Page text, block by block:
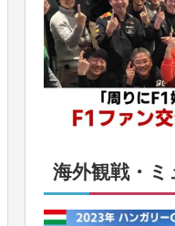
海外観戦・